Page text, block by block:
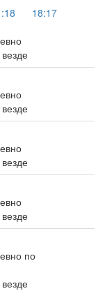
18:17
по